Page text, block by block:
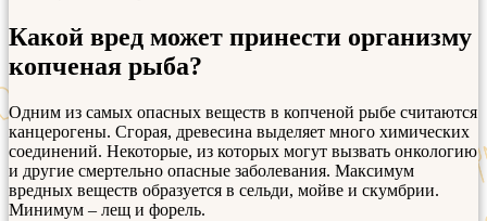
Какой вред может принести организму
копченая рыба?
Одним из самых опасных веществ в копченой рыбе считаются
канцерогены. Сгорая, древесина выделяет много химических
соединений. Некоторые, из которых могут вызвать онкологию
и другие смертельно опасные заболевания. Максимум
вредных веществ образуется в сельди, мойве и скумбрии.
Минимум – лещ и форель.